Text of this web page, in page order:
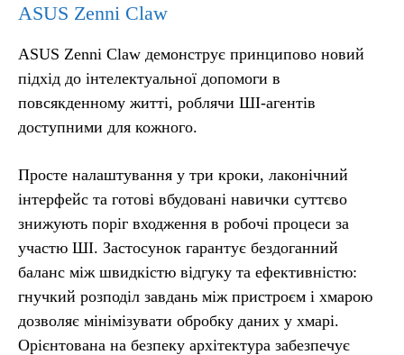
ASUS Zenni Claw
ASUS Zenni Claw демонструє принципово новий
підхід до інтелектуальної допомоги в
повсякденному житті, роблячи ШІ-агентів
доступними для кожного.
Просте налаштування у три кроки, лаконічний
інтерфейс та готові вбудовані навички суттєво
знижують поріг входження в робочі процеси за
участю ШІ. Застосунок гарантує бездоганний
баланс між швидкістю відгуку та ефективністю:
гнучкий розподіл завдань між пристроєм і хмарою
дозволяє мінімізувати обробку даних у хмарі.
Орієнтована на безпеку архітектура забезпечує